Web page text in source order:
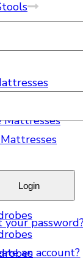
Mirrors
your
an account?